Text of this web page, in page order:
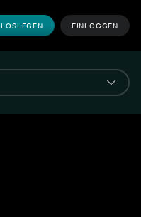
LOSLEGEN EINLOGGEN